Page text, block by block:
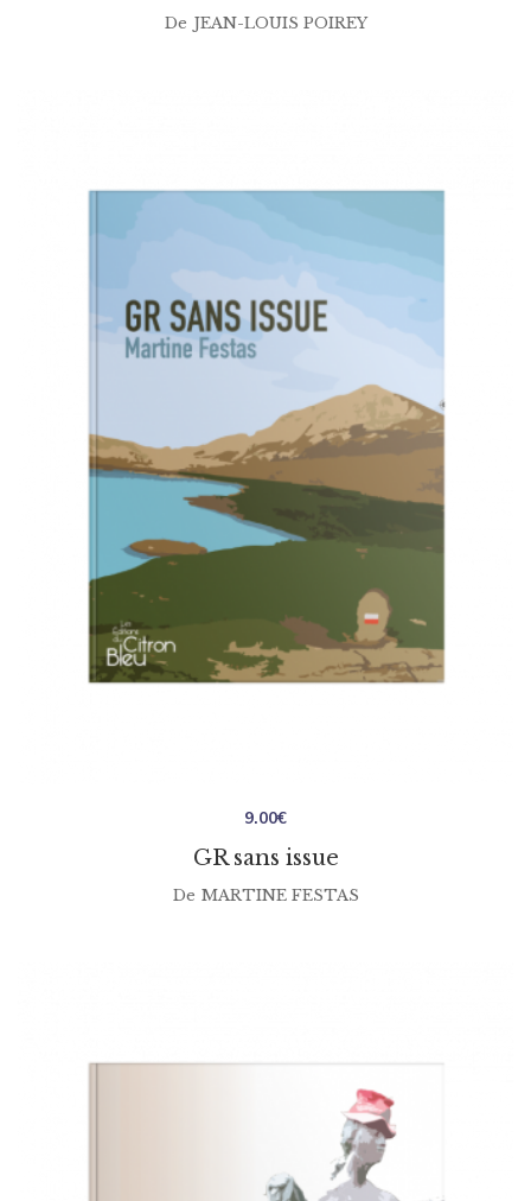
De JEAN-LOUIS POIREY
GR sans issue
9.00€
De MARTINE FESTAS